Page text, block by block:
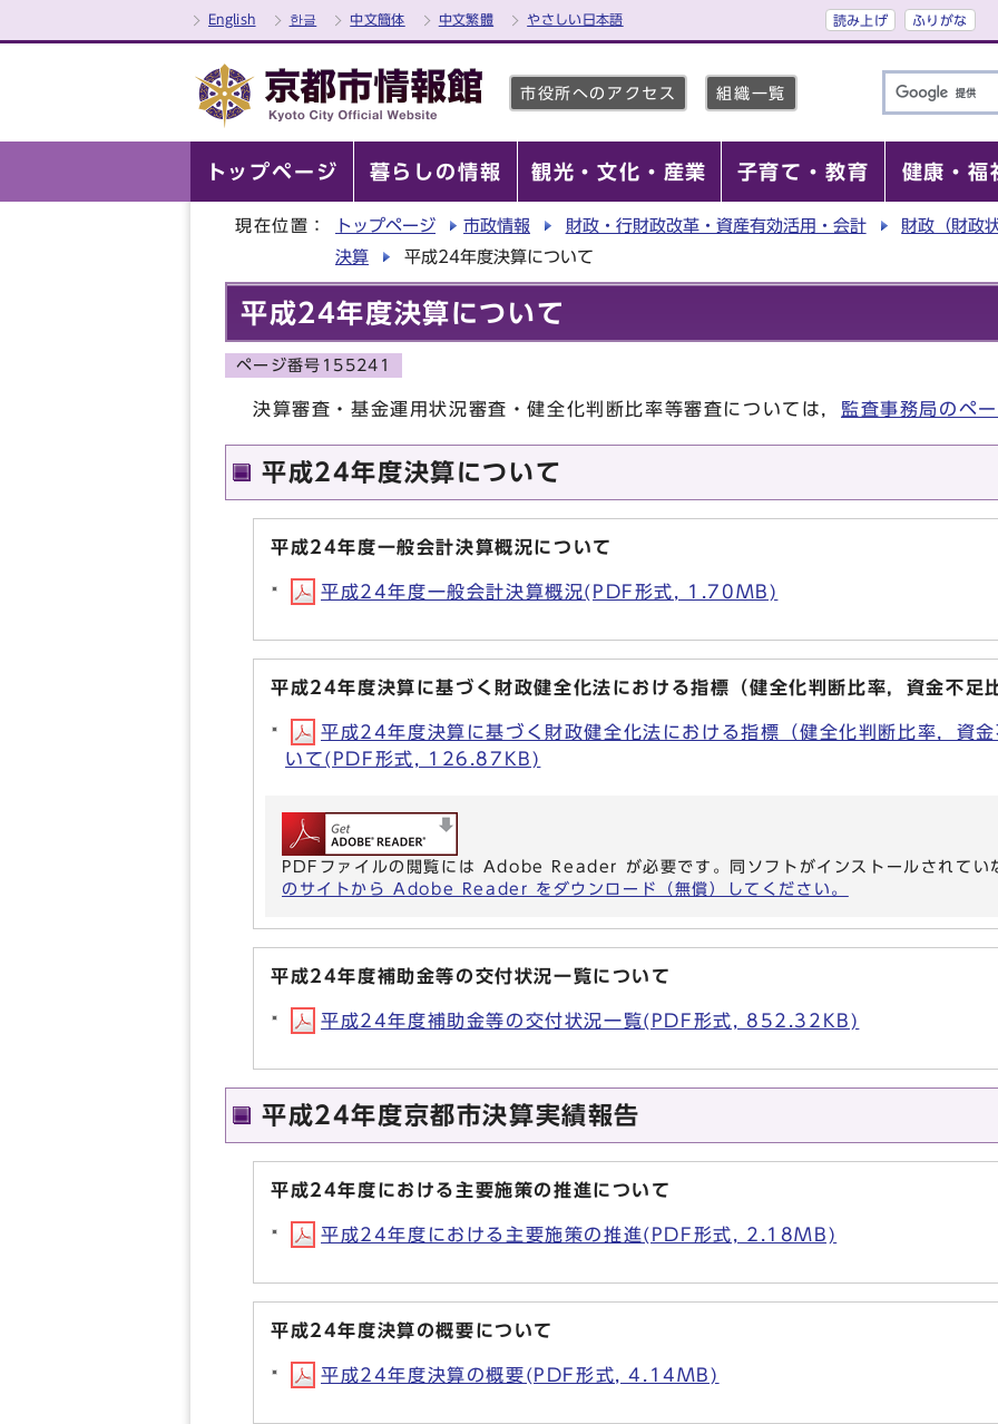
English 한글 中文簡体 中文繁體 やさしい日本語 読み上げ ふりがな
市役所へのアクセス 組織一覧
トップページ 暮らしの情報 観光・文化・産業 子育て・教育 健康・福
現在位置： トップページ 市政情報 財政・行財政改革・資産有効活用・会計
財政（財政
決算
平成24年度決算について
平成24年度決算について
ページ番号155241
決算審査・基⾦運⽤状況審査・健全化判断⽐率等審査については， 監査事務局のペ
平成24年度決算について
平成24年度一般会計決算概況について
平成24年度一般会計決算概況(PDF形式, 1.70MB)
平成24年度決算に基づく財政健全化法における指標（健全化判断比率，資金不足
平成24年度決算に基づく財政健全化法における指標（健全化判断比率，資
いて(PDF形式, 126.87KB)
PDFファイルの閲覧には Adobe Reader が必要です。同ソフトがインストールされてい
のサイトから Adobe Reader をダウンロード（無償）してください。
平成24年度補助金等の交付状況一覧について
平成24年度補助金等の交付状況一覧(PDF形式, 852.32KB)
平成24年度京都市決算実績報告
平成24年度における主要施策の推進について
平成24年度における主要施策の推進(PDF形式, 2.18MB)
平成24年度決算の概要について
平成24年度決算の概要(PDF形式, 4.14MB)